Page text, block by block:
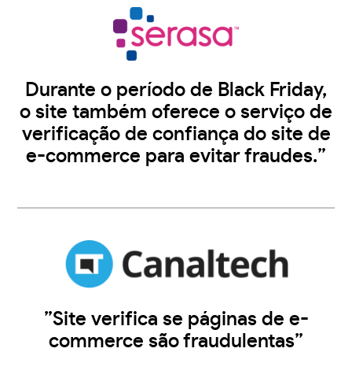
Durante o período de Black Friday,
o site também oferece o serviço de
verificação de confiança do site de
e-commerce para evitar fraudes.”
”Site verifica se páginas de e-
commerce são fraudulentas”